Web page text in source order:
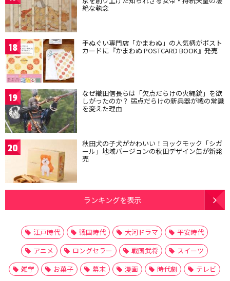
絶な執念
18 手ぬぐい専門店「かまわぬ」の人気柄がポスト
カードに『かまわぬ POSTCARD BOOK』発売
19 なぜ織田信長らは「欠点だらけの火縄銃」を欲
しがったのか？ 弱点だらけの新兵器が戦の常識
を変えた理由
20 秋田犬の子犬がかわいい！ヨックモック「シガ
ール」地域バージョンの秋田デザイン缶が新発
売
ランキングを表示
江戸時代 戦国時代 大河ドラマ
平安時代
アニメ
ロングセラー 戦国武将
スイーツ
雑学
お菓子 幕末 漫画 時代劇
テレビ